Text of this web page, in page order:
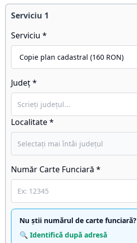
Serviciu 1
Serviciu *
Județ *
Localitate *
Număr Carte Funciară *
Nu știi numărul de carte funciară?
🔍 Identifică după adresă